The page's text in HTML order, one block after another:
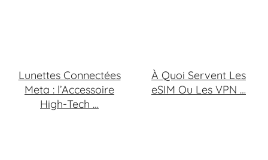
Lunettes Connectées
Meta : l’Accessoire
High-Tech …
À Quoi Servent Les
eSIM Ou Les VPN …